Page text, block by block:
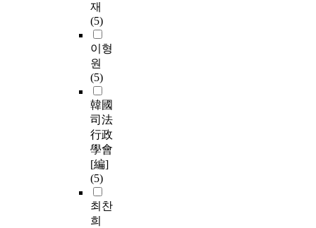
재
(5)
이형
원
(5)
韓國
司法
行政
學會
[編]
(5)
최찬
희